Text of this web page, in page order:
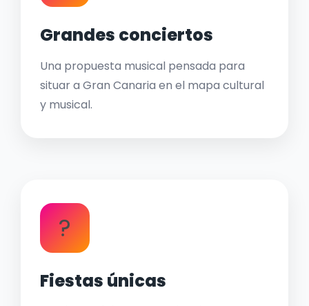
Grandes conciertos
Una propuesta musical pensada para
situar a Gran Canaria en el mapa cultural
y musical.
?
Fiestas únicas